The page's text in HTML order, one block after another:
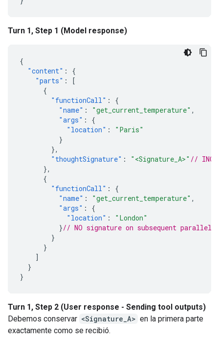
Turn 1, Step 1 (Model response)
{
"content" :
{
"parts" :
[
{
"functionCall" :
{
"name" : "get_current_temperature" ,
"args" :
{
"location" :
"Paris"
}
},
"thoughtSignature" : "<Signature_A>" //
},
{
"functionCall" :
{
"name" : "get_current_temperature" ,
"args" :
{
"location" :
"London"
}// NO signature on subsequent parallel
}
}
]
}
}
Turn 1, Step 2 (User response - Sending tool outputs)
Debemos conservar <Signature_A> en la primera parte
exactamente como se recibió.